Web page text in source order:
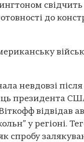
до
невдовзі після
президента
відвідав
у регіоні.
спробу